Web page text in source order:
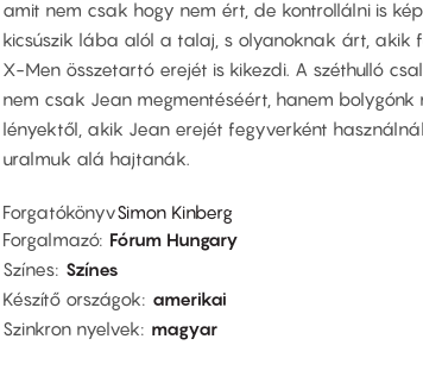
amit nem csak hogy nem ért, de kontrollálni is
kicsúszik lába alól a talaj, s olyanoknak árt, akik
X-Men összetartó erejét is kikezdi. A széthulló
nem csak Jean megmentéséért, hanem
lényektől, akik Jean erejét fegyverként
uralmuk alá hajtanák.
ForgatókönyvSimon Kinberg
Forgalmazó Fórum Hungary
Színes Színes
Készítő országok
amerikai
Szinkron nyelvek
magyar